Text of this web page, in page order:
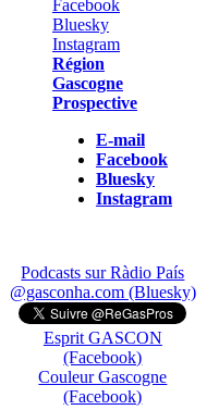
Région
Gascogne
Prospective
E-mail
Facebook
Bluesky
Instagram
Podcasts sur Ràdio País
@gasconha.com (Bluesky)
Esprit GASCON
(Facebook)
Couleur Gascogne
(Facebook)